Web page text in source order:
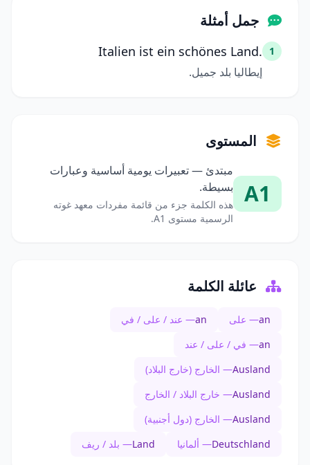
جمل أمثلة
1
Italien ist ein schönes Land.
إيطاليا بلد جميل.
المستوى
A1
مبتدئ — تعبيرات يومية أساسية وعبارات
بسيطة.
هذه الكلمة جزء من قائمة مفردات معهد غوته
الرسمية مستوى A1.
عائلة الكلمة
an— على an— عند / على / في
an— في / على / عند
Ausland— الخارج (خارج البلاد)
Ausland— خارج البلاد / الخارج
Ausland— الخارج (دول أجنبية)
Deutschland— ألمانيا Land— بلد / ريف